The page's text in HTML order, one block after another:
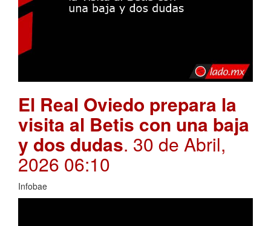
El Real Oviedo prepara la
visita al Betis con una baja
y dos dudas. 30 de Abril,
2026 06:10
Infobae